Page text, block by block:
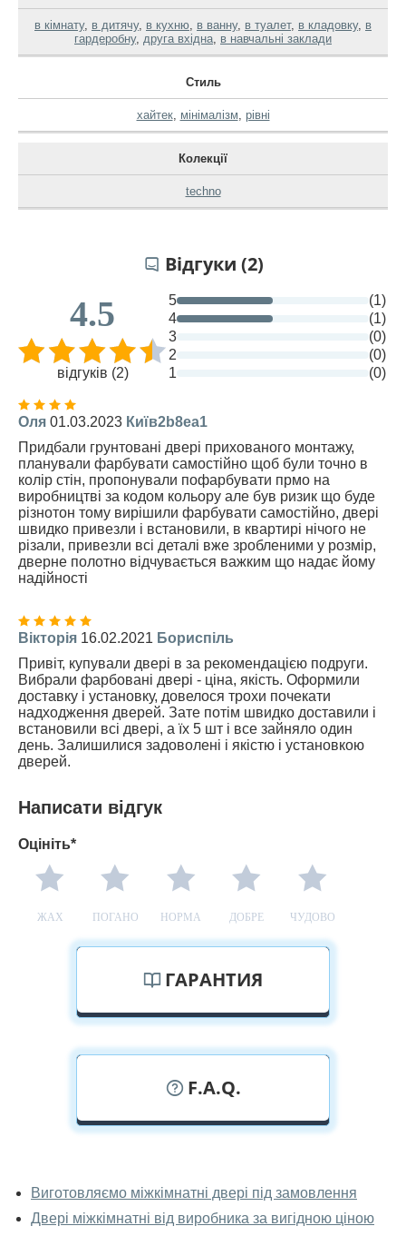
в кімнату, в дитячу, в кухню, в ванну, в туалет, в кладовку, в
гардеробну, друга вхідна, в навчальні заклади
Стиль
хайтек, мінімалізм, рівні
Колекції
techno
Відгуки (2)
4.5
відгуків (2)
5
(1)
4
(1)
3
(0)
2
(0)
1
(0)
Оля 01.03.2023 Київ2b8ea1
Придбали грунтовані двері прихованого монтажу,
планували фарбувати самостійно щоб були точно в
колір стін, пропонували пофарбувати прмо на
виробництві за кодом кольору але був ризик що буде
різнотон тому вирішили фарбувати самостійно, двері
швидко привезли і встановили, в квартирі нічого не
різали, привезли всі деталі вже зробленими у розмір,
дверне полотно відчувається важким що надає йому
надійності
Вікторія 16.02.2021 Бориспіль
Привіт, купували двері в за рекомендацією подруги.
Вибрали фарбовані двері - ціна, якість. Оформили
доставку і установку, довелося трохи почекати
надходження дверей. Зате потім швидко доставили і
встановили всі двері, а їх 5 шт і все зайняло один
день. Залишилися задоволені і якістю і установкою
дверей.
Написати відгук
Оцініть*
ЖАХ ПОГАНО НОРМА ДОБРЕ ЧУДОВО
ГАРАНТИЯ
F.A.Q.
двері фаворит наживо?
Так, можна подивитися міжкімнатні двері фаворит у
Виготовляємо міжкімнатні двері під замовлення
Двері міжкімнатні від виробника за вигідною ціною